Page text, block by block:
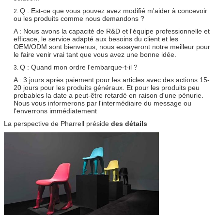
2. Q : Est-ce que vous pouvez avez modifié m'aider à concevoir
ou les produits comme nous demandons ?
A : Nous avons la capacité de R&D et l'équipe professionnelle et
efficace, le service adapté aux besoins du client et les
OEM/ODM sont bienvenus, nous essayeront notre meilleur pour
le faire venir vrai tant que vous avez une bonne idée.
3. Q : Quand mon ordre l'embarque-t-il ?
A : 3 jours après paiement pour les articles avec des actions 15-
20 jours pour les produits généraux. Et pour les produits peu
probables la date a peut-être retardé en raison d'une pénurie.
Nous vous informerons par l'intermédiaire du message ou
l'enverrons immédiatement
La perspective de Pharrell préside des détails